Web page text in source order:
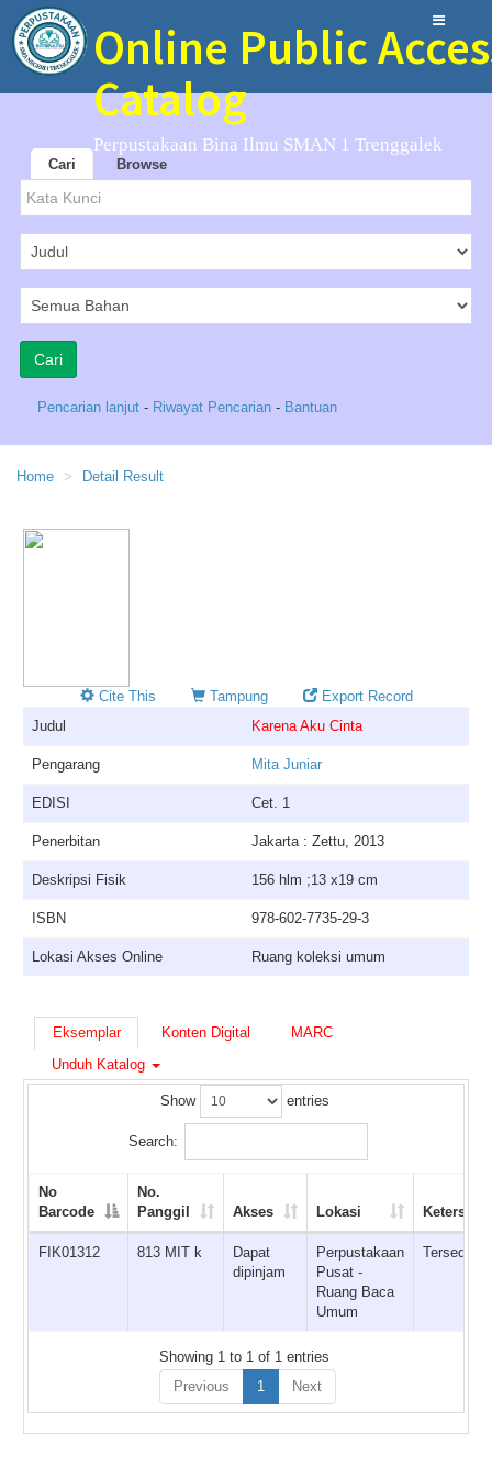
Online Public
Catalog
Perpustakaan Bina Ilmu SMAN 1 Trenggalek
Cari Browse
Pencarian lanjut - Riwayat Pencarian - Bantuan
Home Detail Result
Cite This Tampung
Export Record
Judul
Karena Aku Cinta
Pengarang Mita Juniar
EDISI Cet. 1
Penerbitan Jakarta : Zettu, 2013
Deskripsi Fisik 156 hlm ;13 x19 cm
ISBN 978-602-7735-29-3
Lokasi Akses Online Ruang koleksi umum
Eksemplar Konten Digital
MARC
Unduh Katalog
Show entries
Search:
No
Barcode
No.
Panggil
Akses Lokasi
FIK01312 813 MIT k
Dapat
dipinjam
Perpustakaan
Pusat -
Ruang Baca
Umum
Tersedia
Showing 1 to 1 of 1 entries
Previous
1 Next